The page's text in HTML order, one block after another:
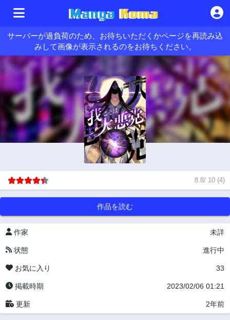
サーバーが過負荷のため、お待ちいただくかページを再読み込
みして画像が表示されるのをお待ちください。
8.8/ 10 (4)
作品を読む
作家 未詳
状態 進行中
お気に入り 33
掲載時期 2023/02/06 01:21
更新 2年前